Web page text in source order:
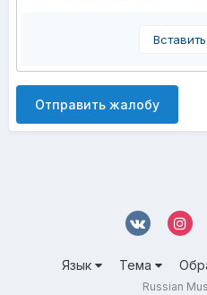
Отправить жалобу
Язык Тема
Russian